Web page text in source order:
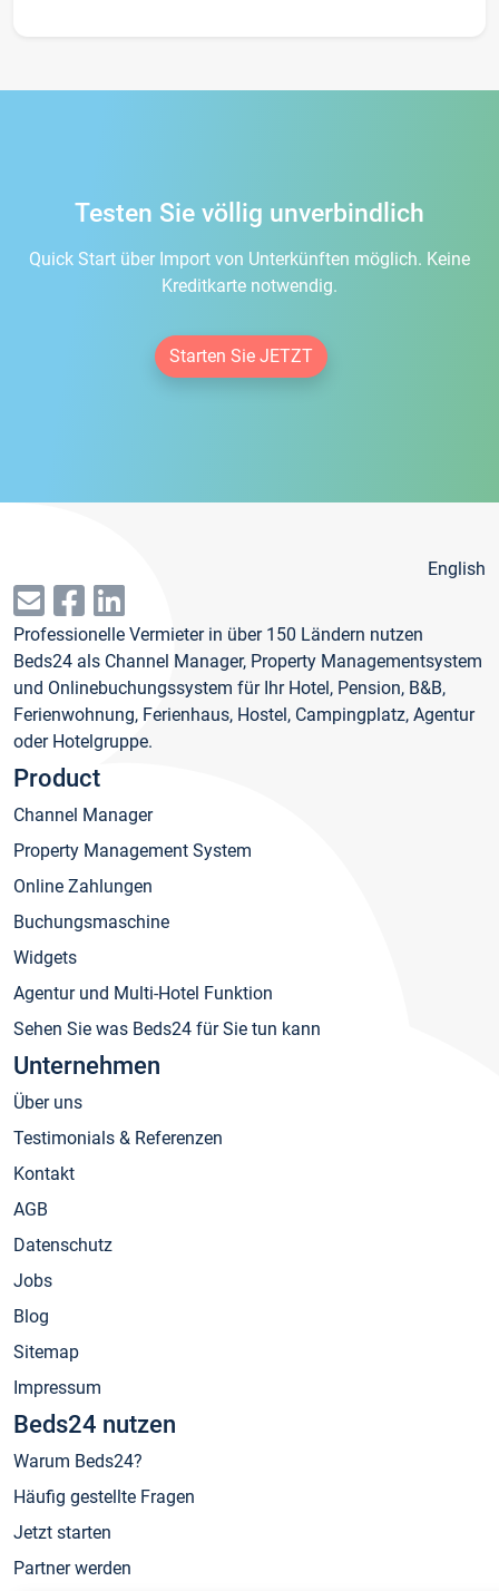
Testen Sie völlig unverbindlich
Quick Start über Import von Unterkünften möglich. Keine
Kreditkarte notwendig.
Starten Sie JETZT
English
Professionelle Vermieter in über 150 Ländern nutzen
Beds24 als Channel Manager, Property Managementsystem
und Onlinebuchungssystem für Ihr Hotel, Pension, B&B,
Ferienwohnung, Ferienhaus, Hostel, Campingplatz, Agentur
oder Hotelgruppe.
Product
Channel Manager
Property Management System
Online Zahlungen
Buchungsmaschine
Widgets
Agentur und Multi-Hotel Funktion
Sehen Sie was Beds24 für Sie tun kann
Unternehmen
Über uns
Testimonials & Referenzen
Kontakt
AGB
Datenschutz
Jobs
Blog
Sitemap
Impressum
Beds24 nutzen
Warum Beds24?
Häufig gestellte Fragen
Jetzt starten
Partner werden